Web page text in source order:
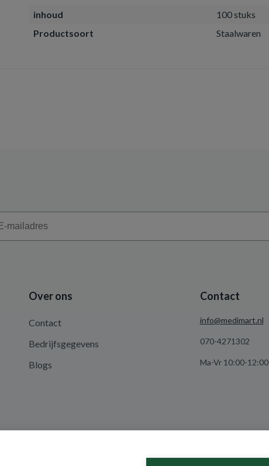
inhoud
100 stuks
Productsoort
Staalwaren
Over ons
Contact
Bedrijfsgegevens
Blogs
Contact
info@medimart.nl
070-4271302
Ma-Vr 10:00-12:00